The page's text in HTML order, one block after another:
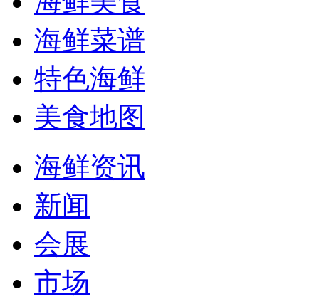
海鲜菜谱
特色海鲜
美食地图
海鲜资讯
新闻
会展
市场